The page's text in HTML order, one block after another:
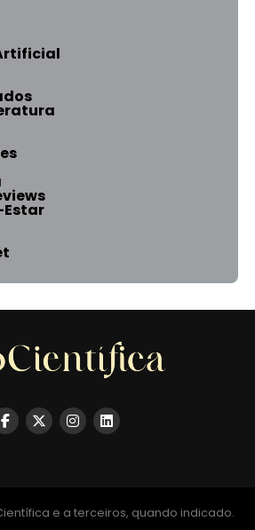
Estar
e a terceiros, quando indicado.